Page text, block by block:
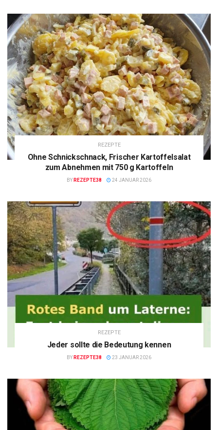
REZEPTE
Ohne Schnickschnack, Frischer Kartoffelsalat
zum Abnehmen mit 750 g Kartoffeln
BY REZEPTE38 24 JANUAR 2026
REZEPTE
Jeder sollte die Bedeutung kennen
BY REZEPTE38 23 JANUAR 2026